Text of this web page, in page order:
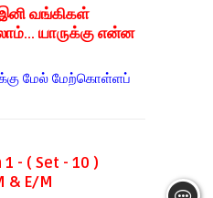
வங்கிகள்
யாருக்கு என்ன
க்கு மேல் மேற்​கொள்​ளப்​
- ( Set - 10 )
& E/M